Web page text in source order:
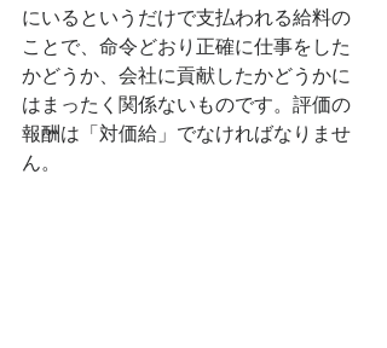
にいるというだけで支払われる給料の
ことで、命令どおり正確に仕事をした
かどうか、会社に貢献したかどうかに
はまったく関係ないものです。評価の
報酬は「対価給」でなければなりませ
ん。